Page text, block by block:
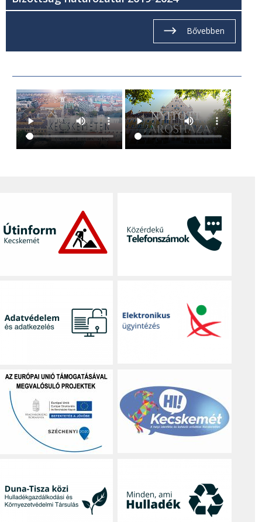
Bővebben